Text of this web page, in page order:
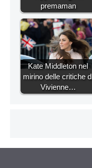
premaman
Kate Middleton nel
mirino delle critiche
Vivienne…